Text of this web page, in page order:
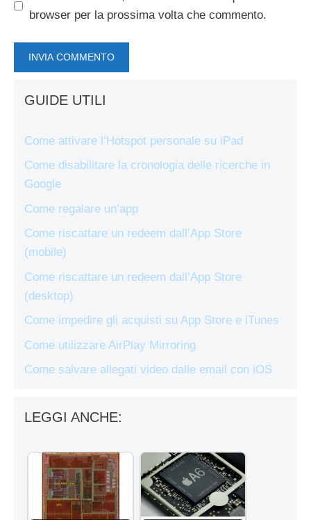
browser per la prossima volta che commento.
GUIDE UTILI
Come attivare l’Hotspot personale su iPad
Come disabilitare la cronologia delle ricerche in
Google
Come regalare un’app
Come riscattare un redeem dall’App Store
(mobile)
Come riscattare un redeem dall’App Store
(desktop)
Come impedire gli acquisti su App Store e iTunes
Come utilizzare AirPlay Mirroring
Come salvare allegati video dalle email con iOS
LEGGI ANCHE: